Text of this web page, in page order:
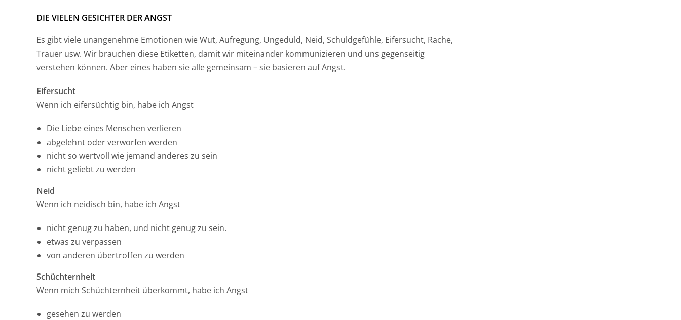
DIE VIELEN GESICHTER DER ANGST
Es gibt viele unangenehme Emotionen wie Wut, Aufregung, Ungeduld, Neid, Schuldgefühle, Eifersucht, Rache,
Trauer usw. Wir brauchen diese Etiketten, damit wir miteinander kommunizieren und uns gegenseitig
verstehen können. Aber eines haben sie alle gemeinsam – sie basieren auf Angst.
Eifersucht
Wenn ich eifersüchtig bin, habe ich Angst
Die Liebe eines Menschen verlieren
abgelehnt oder verworfen werden
nicht so wertvoll wie jemand anderes zu sein
nicht geliebt zu werden
Neid
Wenn ich neidisch bin, habe ich Angst
nicht genug zu haben, und nicht genug zu sein.
etwas zu verpassen
von anderen übertroffen zu werden
Schüchternheit
Wenn mich Schüchternheit überkommt, habe ich Angst
gesehen zu werden